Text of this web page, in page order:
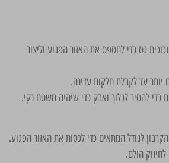
גס כדי לחספס את האזור הפגוע וליצור
יותר עד לקבלת חלקות עדינה.
כדי להסיר לכלוך ואבק כדי שיהיה משטח נקי.
לגודל המתאים כדי לכסות את האזור הפגוע.
הולם.